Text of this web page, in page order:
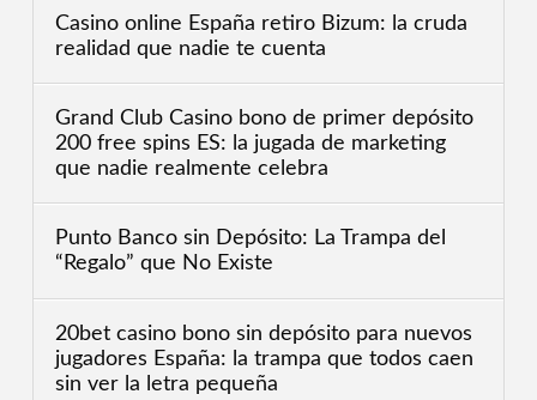
Casino online España retiro Bizum: la cruda
realidad que nadie te cuenta
Grand Club Casino bono de primer depósito
200 free spins ES: la jugada de marketing
que nadie realmente celebra
Punto Banco sin Depósito: La Trampa del
“Regalo” que No Existe
20bet casino bono sin depósito para nuevos
jugadores España: la trampa que todos caen
sin ver la letra pequeña